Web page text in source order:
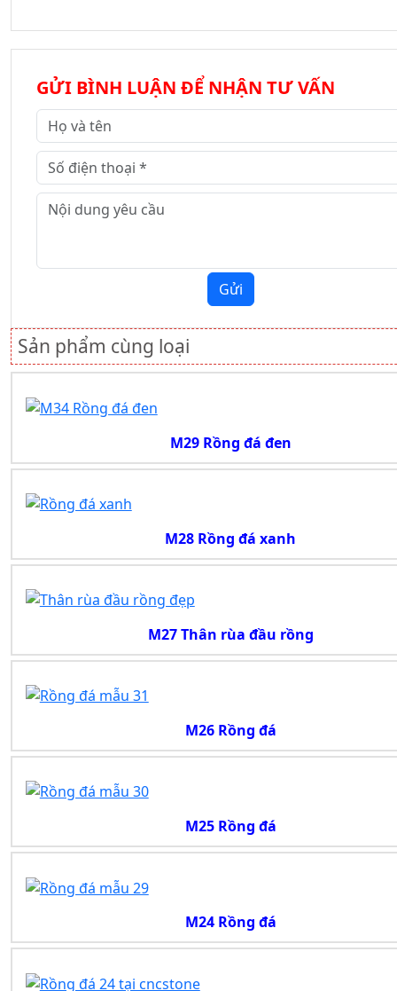
GỬI BÌNH LUẬN ĐỂ NHẬN TƯ VẤN
Gửi
Sản phẩm cùng loại
M29 Rồng đá đen
M28 Rồng đá xanh
M27 Thân rùa đầu rồng
M26 Rồng đá
M25 Rồng đá
M24 Rồng đá